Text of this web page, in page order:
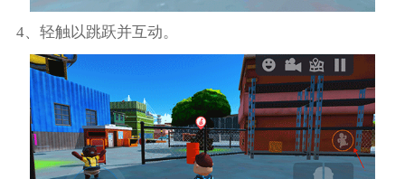
4、轻触以跳跃并互动。